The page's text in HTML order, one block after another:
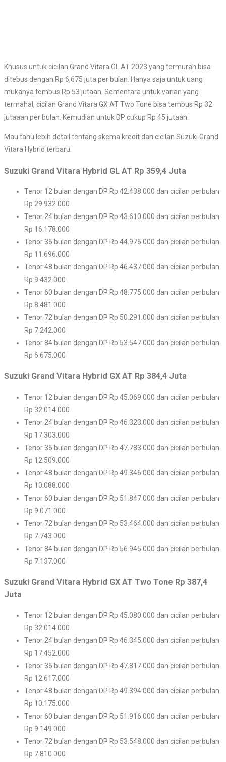
Khusus untuk cicilan Grand Vitara GL AT 2023 yang termurah bisa
ditebus dengan Rp 6,675 juta per bulan. Hanya saja untuk uang
mukanya tembus Rp 53 jutaan. Sementara untuk varian yang
termahal, cicilan Grand Vitara GX AT Two Tone bisa tembus Rp 32
jutaaan per bulan. Kemudian untuk DP cukup Rp 45 jutaan.
Mau tahu lebih detail tentang skema kredit dan cicilan Suzuki Grand
Vitara Hybrid terbaru:
Suzuki Grand Vitara Hybrid GL AT Rp 359,4 Juta
Tenor 12 bulan dengan DP Rp 42.438.000 dan cicilan perbulan
Rp 29.932.000
Tenor 24 bulan dengan DP Rp 43.610.000 dan cicilan perbulan
Rp 16.178.000
Tenor 36 bulan dengan DP Rp 44.976.000 dan cicilan perbulan
Rp 11.696.000
Tenor 48 bulan dengan DP Rp 46.437.000 dan cicilan perbulan
Rp 9.432.000
Tenor 60 bulan dengan DP Rp 48.775.000 dan cicilan perbulan
Rp 8.481.000
Tenor 72 bulan dengan DP Rp 50.291.000 dan cicilan perbulan
Rp 7.242.000
Tenor 84 bulan dengan DP Rp 53.547.000 dan cicilan perbulan
Rp 6.675.000
Suzuki Grand Vitara Hybrid GX AT Rp 384,4 Juta
Tenor 12 bulan dengan DP Rp 45.069.000 dan cicilan perbulan
Rp 32.014.000
Tenor 24 bulan dengan DP Rp 46.323.000 dan cicilan perbulan
Rp 17.303.000
Tenor 36 bulan dengan DP Rp 47.783.000 dan cicilan perbulan
Rp 12.509.000
Tenor 48 bulan dengan DP Rp 49.346.000 dan cicilan perbulan
Rp 10.088.000
Tenor 60 bulan dengan DP Rp 51.847.000 dan cicilan perbulan
Rp 9.071.000
Tenor 72 bulan dengan DP Rp 53.464.000 dan cicilan perbulan
Rp 7.743.000
Tenor 84 bulan dengan DP Rp 56.945.000 dan cicilan perbulan
Rp 7.137.000
Suzuki Grand Vitara Hybrid GX AT Two Tone Rp 387,4
Juta
Tenor 12 bulan dengan DP Rp 45.080.000 dan cicilan perbulan
Rp 32.014.000
Tenor 24 bulan dengan DP Rp 46.345.000 dan cicilan perbulan
Rp 17.452.000
Tenor 36 bulan dengan DP Rp 47.817.000 dan cicilan perbulan
Rp 12.617.000
Tenor 48 bulan dengan DP Rp 49.394.000 dan cicilan perbulan
Rp 10.175.000
Tenor 60 bulan dengan DP Rp 51.916.000 dan cicilan perbulan
Rp 9.149.000
Tenor 72 bulan dengan DP Rp 53.548.000 dan cicilan perbulan
Rp 7.810.000